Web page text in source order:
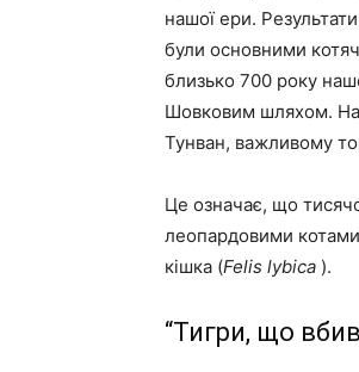
нашої ери.
були основними
близько 700 року
Шовковим шляхом.
Тунван, важливому
Це означає, що
леопардовими
кішка (Felis lybica ).
“Тигри, що